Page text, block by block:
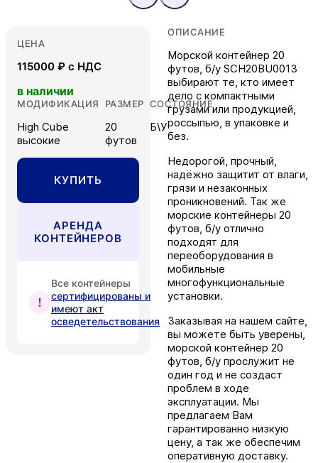
ОПИСАНИЕ
Морской контейнер 20
футов, б/у SCH20BU0013
выбирают те, кто имеет
дело с компактными
грузами или продукцией,
россыпью, в упаковке и
без.
Недорогой, прочный,
надёжно защитит от влаги,
грязи и незаконных
проникновений. Так же
морские контейнеры 20
футов, б/у отлично
подходят для
переоборудования в
мобильные
многофункциональные
установки.
Заказывая на нашем сайте,
вы можете быть уверены,
морской контейнер 20
футов, б/у прослужит не
один год и не создаст
проблем в ходе
эксплуатации. Мы
предлагаем Вам
гарантированно низкую
цену, а так же обеспечим
оперативную доставку.
ЦЕНА
115000 ₽ с НДС
в наличии
МОДИФИКАЦИЯ
High Cube
высокие
РАЗМЕР
20
футов
СОСТОЯНИЕ
Б\У
КУПИТЬ
АРЕНДА
КОНТЕЙНЕРОВ
Все контейнеры
сертифицированы и
имеют акт
осведетельствования